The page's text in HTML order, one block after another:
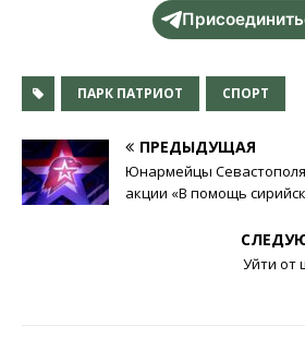
ПАРК ПАТРИОТ СПОРТ
ПРЕДЫДУЩАЯ
Юнармейцы
акции «В помощь
Уйти от